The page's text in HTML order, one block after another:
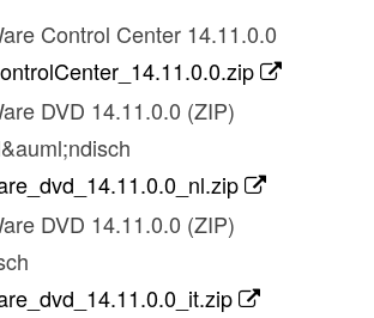
Control Center 14.11.0.0
DVD 14.11.0.0 (ZIP)
DVD 14.11.0.0 (ZIP)